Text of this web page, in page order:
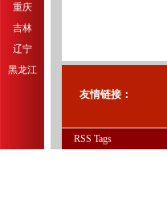
重庆
吉林
辽宁
黑龙江
友情链接：
RSS Tags